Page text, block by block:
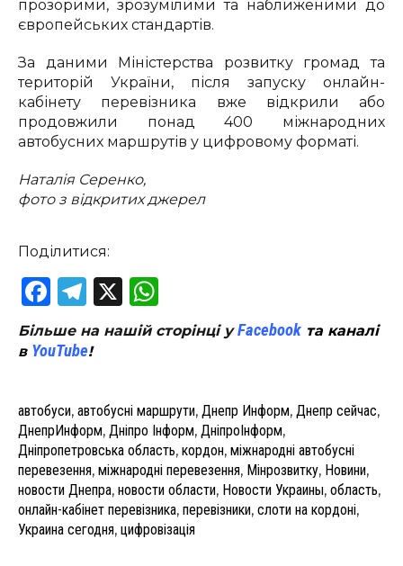
прозорими, зрозумілими та наближеними до
європейських стандартів.
За даними Міністерства розвитку громад та
територій України, після запуску онлайн-
кабінету перевізника вже відкрили або
продовжили понад 400 міжнародних
автобусних маршрутів у цифровому форматі.
Наталія Серенко,
фото з відкритих джерел
Поділитися:
Facebook
Telegram
X
Більше на нашій сторінці уFacebook та каналі
в YouTube!
автобуси, автобусні маршрути, Днепр Информ, Днепр сейчас,
ДнепрИнформ, Дніпро Інформ, ДніпроІнформ,
Дніпропетровська область, кордон, міжнародні автобусні
перевезення, міжнародні перевезення, Мінрозвитку, Новини,
новости Днепра, новости области, Новости Украины, область,
онлайн-кабінет перевізника, перевізники, слоти на кордоні,
Украина сегодня, цифровізація